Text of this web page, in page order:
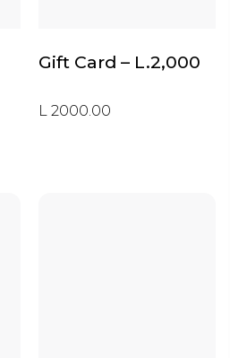
Gift Card – L.2,000
L 2000.00